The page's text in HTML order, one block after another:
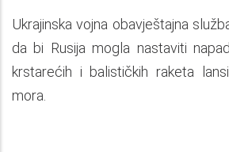
Ukrajinska vojna obavještajna
da bi Rusija mogla nastaviti
krstarećih i balističkih raketa
mora.